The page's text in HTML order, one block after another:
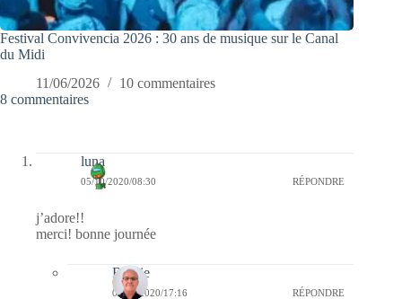
Festival Convivencia 2026 : 30 ans de musique sur le Canal
du Midi
11/06/2026
10 commentaires
8 commentaires
luna
05/10/2020/08:30 RÉPONDRE
j’adore!!
merci! bonne journée
Bernie
05/10/2020/17:16 RÉPONDRE